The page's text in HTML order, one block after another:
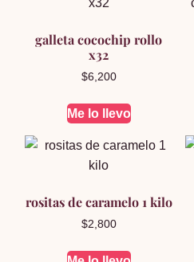
galleta cocochip rollo
x32
$6,200
Me lo llevo
rositas de caramelo 1 kilo
$2,800